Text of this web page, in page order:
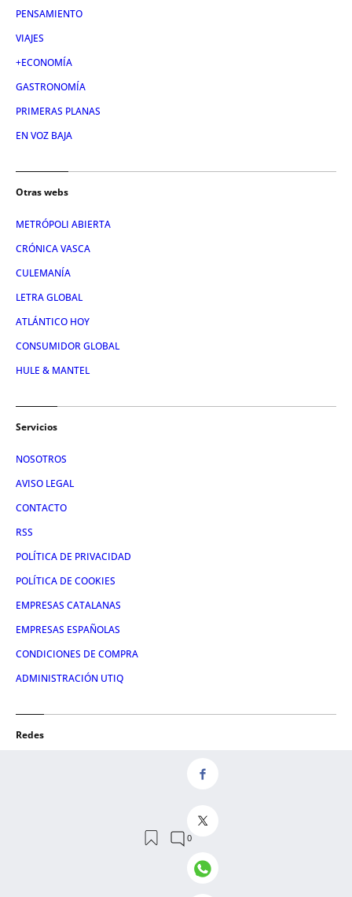
PENSAMIENTO
VIAJES
+ECONOMÍA
GASTRONOMÍA
PRIMERAS PLANAS
EN VOZ BAJA
Otras webs
METRÓPOLI ABIERTA
CRÓNICA VASCA
CULEMANÍA
LETRA GLOBAL
ATLÁNTICO HOY
CONSUMIDOR GLOBAL
HULE & MANTEL
Servicios
NOSOTROS
AVISO LEGAL
CONTACTO
RSS
POLÍTICA DE PRIVACIDAD
POLÍTICA DE COOKIES
EMPRESAS CATALANAS
EMPRESAS ESPAÑOLAS
CONDICIONES DE COMPRA
ADMINISTRACIÓN UTIQ
Redes